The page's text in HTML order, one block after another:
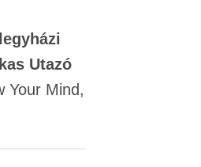
Utazó
Your Mind,